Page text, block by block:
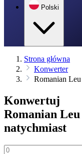
Polski
Strona główna
Konwerter
Romanian
Konwertuj
Romanian
natychmiast